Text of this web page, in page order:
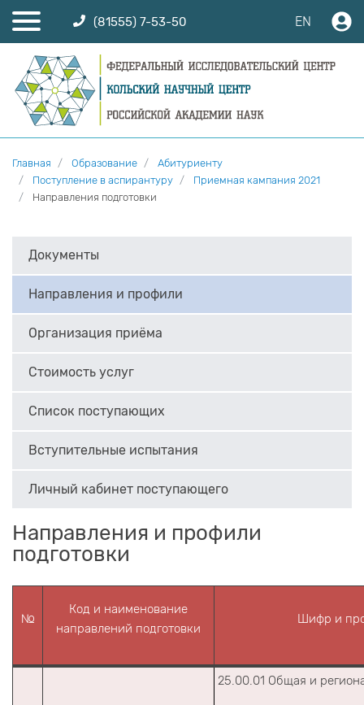
(81555) 7-53-50 EN
Главная Образование
Абитуриенту
Поступление в аспирантуру
Приемная кампания 2021
Направления подготовки
Документы
Направления и профили
Организация приёма
Стоимость услуг
Список поступающих
Вступительные испытания
Личный кабинет поступающего
Направления и профили
подготовки
№
Код и наименование
направлений подготовки
Шифр и
25.00.01 Общая и